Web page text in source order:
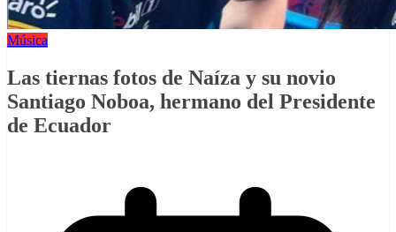
Música
Las tiernas fotos de Naíza y su novio
Santiago Noboa, hermano del Presidente
de Ecuador